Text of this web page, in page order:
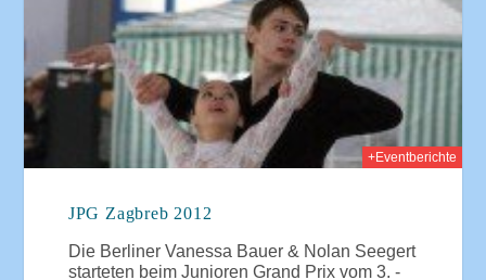
+Eventberichte
JPG Zagbreb 2012
Die Berliner Vanessa Bauer & Nolan Seegert
starteten beim Junioren Grand Prix vom 3. -